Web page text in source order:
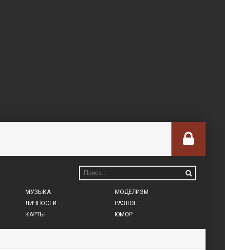
МУЗЫКА
ЛИЧНОСТИ
КАРТЫ
МОДЕЛИЗМ
РАЗНОЕ
ЮМОР